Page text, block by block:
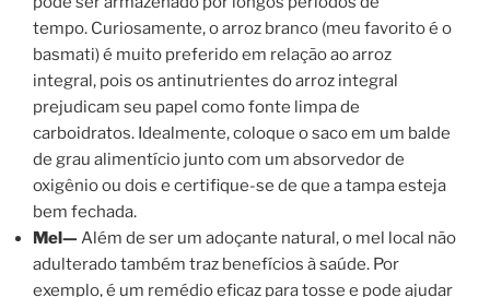
tempo. Curiosamente, o arroz branco (meu favorito é o
basmati) é muito preferido em relação ao arroz
integral, pois os antinutrientes do arroz integral
prejudicam seu papel como fonte limpa de
carboidratos. Idealmente, coloque o saco em um balde
de grau alimentício junto com um absorvedor de
oxigênio ou dois e certifique-se de que a tampa esteja
bem fechada.
Mel—Além de ser um adoçante natural, o mel local não
adulterado também traz benefícios à saúde. Por
exemplo, é um remédio eficaz para tosse e pode ajudar